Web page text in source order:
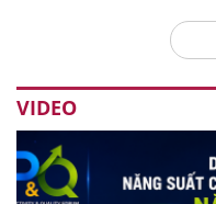
VIDEO